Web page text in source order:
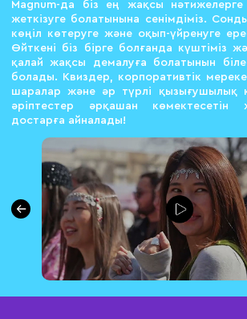
Magnum-да біз ең жақсы
жеткізуге болатынына сенімдіміз.
көңіл көтеруге және оқып-үйренуге
Өйткені біз бірге болғанда күштіміз
қалай жақсы демалуға болатынын
болады. Квиздер, корпоративтік
шаралар және әр түрлі қызығушылық
әріптестер әрқашан көмектесетін
достарға айналады!